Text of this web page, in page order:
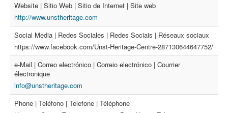
Website | Sitio Web | Sitio de Internet | Site web
http://www.unstheritage.com
Social Media | Redes Sociales | Redes Sociais | Réseaux sociaux
https://www.facebook.com/Unst-Heritage-Centre-287130644647752/
e-Mail | Correo electrónico | Correio electrónico | Courrier
électronique
info@unstheritage.com
Phone | Teléfono | Telefone | Téléphone